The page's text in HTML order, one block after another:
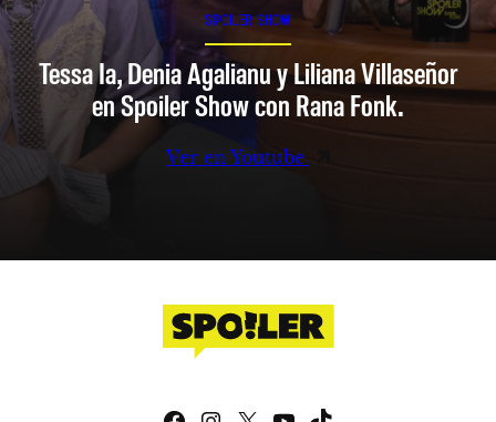
SPOILER SHOW
Tessa Ia, Denia Agalianu y Liliana Villaseñor
en Spoiler Show con Rana Fonk.
Ver en Youtube
Facebook
Instagram
X YouTube